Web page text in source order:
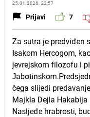
25.01.2026. 22:57
Prijavi 7
Za sutra je predviđen
Isakom Hercogom,
jevrejskom filozofu i
čega slijedi
Majkla Dejla
Nasljeđe hrabrosti,